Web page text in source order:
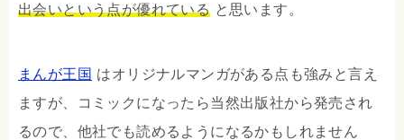
出会いという点が優れている と思います。
まんが王国 はオリジナルマンガがある点も強みと言え
ますが、コミックになったら当然出版社から発売され
るので、他社でも読めるようになるかもしれません